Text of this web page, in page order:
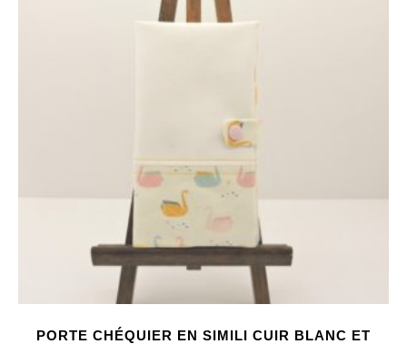
PORTE CHÉQUIER EN SIMILI CUIR BLANC ET